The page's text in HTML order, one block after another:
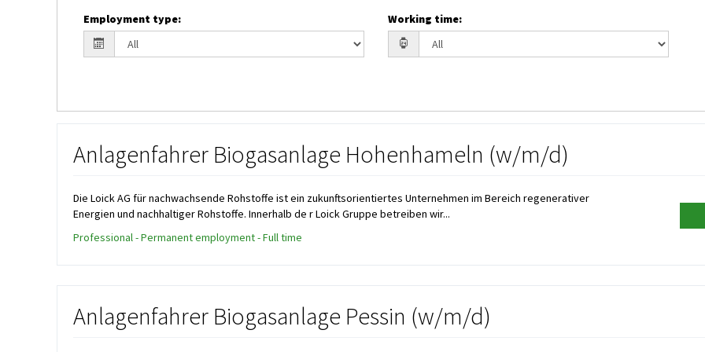
Employment type: Working time:
Anlagenfahrer Biogasanlage Hohenhameln (w/m/d)
Die Loick AG für nachwachsende Rohstoffe ist ein zukunftsorientiertes Unternehmen im Bereich regenerativer
Energien und nachhaltiger Rohstoffe. Innerhalb de r Loick Gruppe betreiben wir...
Professional - Permanent employment - Full time
Anlagenfahrer Biogasanlage Pessin (w/m/d)